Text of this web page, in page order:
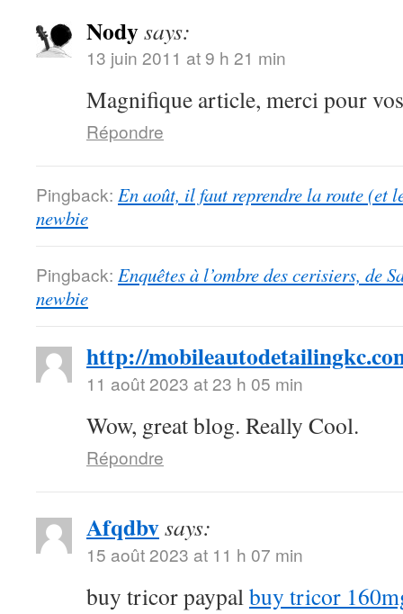
Nodysays:
13 juin 2011 at 9 h 21 min
Magnifique article, merci pour
Répondre
Pingback: En août, il faut reprendre la route (et
newbie
Pingback: Enquêtes à l’ombre des cerisiers, de
newbie
http://
11 août 2023 at 23 h 05 min
Wow, great blog. Really Cool.
Répondre
Afqdbvsays:
15 août 2023 at 11 h 07 min
buy tricor paypal buy tricor